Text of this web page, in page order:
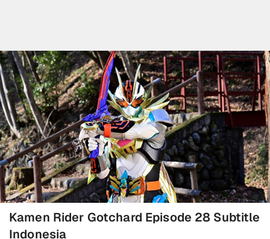
Kamen Rider Gotchard Episode 28 Subtitle
Indonesia